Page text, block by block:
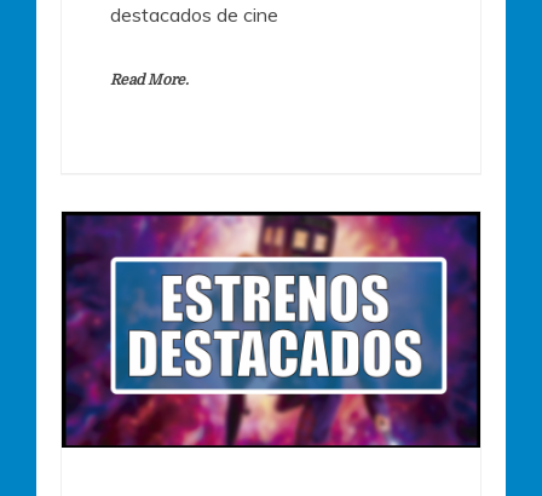
destacados de cine
Read More.